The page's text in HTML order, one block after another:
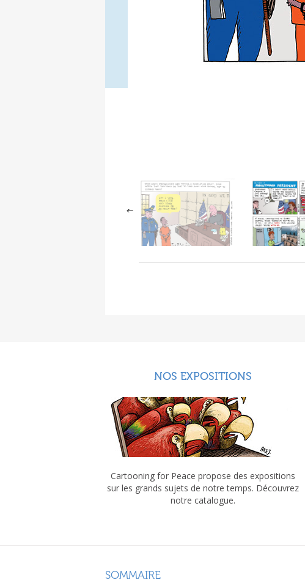
NOS EXPOSITIONS
Cartooning for Peace propose des expositions
sur les grands sujets de notre temps. Découvrez
notre catalogue.
SOMMAIRE